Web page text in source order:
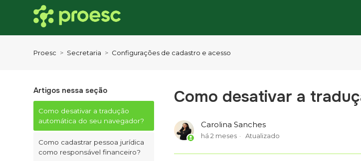
Proesc Secretaria Configurações de cadastro e acesso
Artigos nessa seção
Como desativar a tradução
automática do seu navegador?
Como cadastrar pessoa jurídica
como responsável financeiro?
Como desativar a
Carolina Sanches
há 2 meses Atualizado